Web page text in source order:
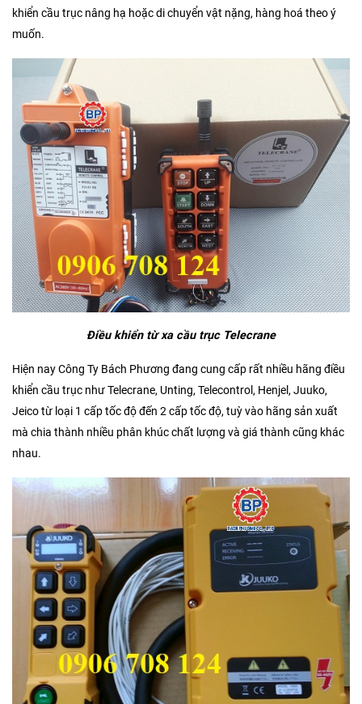
khiển cầu trục nâng hạ hoặc di chuyển vật nặng, hàng hoá theo ý
muốn.
Điều khiển từ xa cầu trục Telecrane
Hiện nay Công Ty Bách Phương đang cung cấp rất nhiều hãng điều
khiển cầu trục như Telecrane, Unting, Telecontrol, Henjel, Juuko,
Jeico từ loại 1 cấp tốc độ đến 2 cấp tốc độ, tuỳ vào hãng sản xuất
mà chia thành nhiều phân khúc chất lượng và giá thành cũng khác
nhau.